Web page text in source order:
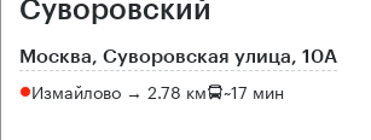
Суворовский
Москва, Суворовская улица, 10А
Измайлово → 2.78 км ~17 мин